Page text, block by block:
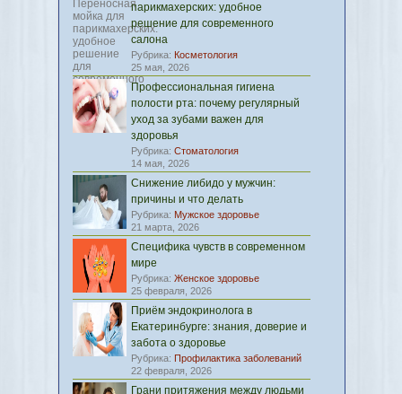
парикмахерских: удобное
решение для современного
салона
Рубрика: Косметология
25 мая, 2026
Профессиональная гигиена
полости рта: почему регулярный
уход за зубами важен для
здоровья
Рубрика: Стоматология
14 мая, 2026
Снижение либидо у мужчин:
причины и что делать
Рубрика: Мужское здоровье
21 марта, 2026
Специфика чувств в современном
мире
Рубрика: Женское здоровье
25 февраля, 2026
Приём эндокринолога в
Екатеринбурге: знания, доверие и
забота о здоровье
Рубрика: Профилактика заболеваний
22 февраля, 2026
Грани притяжения между людьми